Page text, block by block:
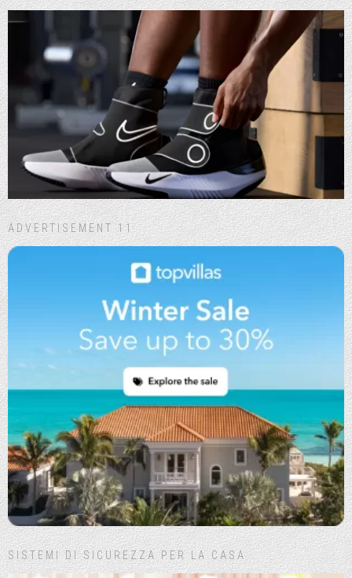
ADVERTISEMENT 11
SISTEMI DI SICUREZZA PER LA CASA